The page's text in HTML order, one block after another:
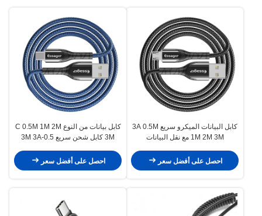
كابل البيانات الميكرو سريع 3A 0.5M
1M 2M 3M مع نقل البيانات
احصل على أفضل سعر
كابل بيانات من النوع C 0.5M 1M 2M
3M كابل شحن سريع 0.5-3M 3A
احصل على أفضل سعر